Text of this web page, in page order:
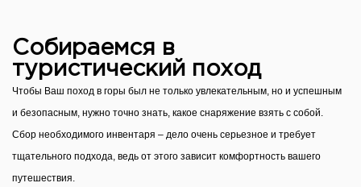
Собираемся в
туристический поход
Чтобы Ваш поход в горы был не только увлекательным, но и успешным
и безопасным, нужно точно знать, какое снаряжение взять с собой.
Сбор необходимого инвентаря – дело очень серьезное и требует
тщательного подхода, ведь от этого зависит комфортность вашего
путешествия.